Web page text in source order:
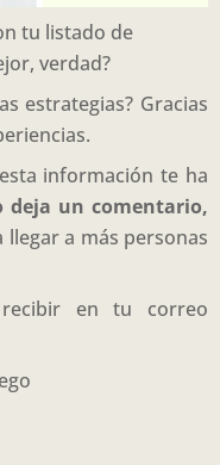
tu listado de
verdad?
estrategias? Gracias
información te ha
deja un comentario,
a más personas
en tu correo